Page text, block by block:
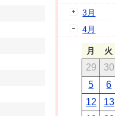
3月
4月
月 火
29 30
5
6
12
13